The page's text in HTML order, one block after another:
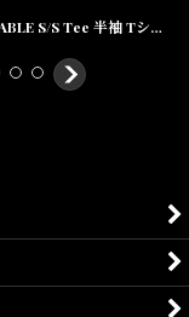
UNTOUCHABLE S/S Tee 半袖 Tシャツ